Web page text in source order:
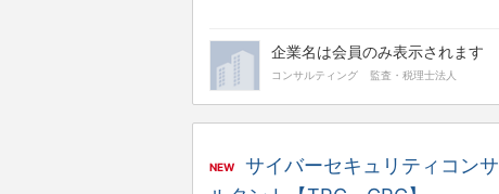
企業名は会員のみ表示されます
コンサルティング 監査・税理士法人
NEW
サイバーセキュリティコンサ